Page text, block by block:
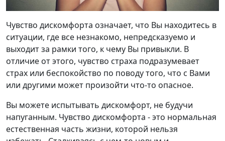
Чувство дискомфорта означает, что Вы находитесь в
ситуации, где все незнакомо, непредсказуемо и
выходит за рамки того, к чему Вы привыкли. В
отличие от этого, чувство страха подразумевает
страх или беспокойство по поводу того, что с Вами
или другими может произойти что-то опасное.
Вы можете испытывать дискомфорт, не будучи
напуганным. Чувство дискомфорта - это нормальная
естественная часть жизни, которой нельзя